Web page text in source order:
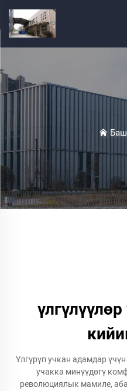
Үлгүрүп учкан адамдар
учакка минүүдөгү
революциялык мамиле,